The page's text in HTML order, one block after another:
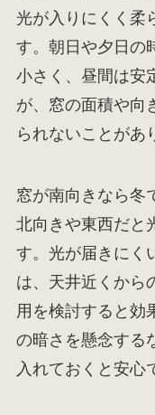
光が入りにくく柔
す。朝日や夕日の
小さく、昼間は安
が、窓の面積や向
られないことがあ
窓が南向きなら冬
北向きや東西だと
す。光が届きにく
は、天井近くから
用を検討すると効
の暗さを懸念する
入れておくと安心